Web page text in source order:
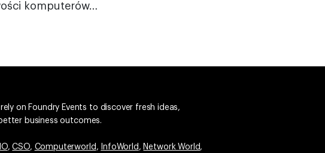
komputerów…
on Foundry Events to discover fresh ideas,
business outcomes.
,CSO, Computerworld , InfoWorld , Network World,